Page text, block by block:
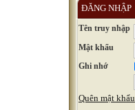
ĐĂNG NHẬP
Tên truy nhập
Mật khẩu
Ghi nhớ
Quên mật khẩu